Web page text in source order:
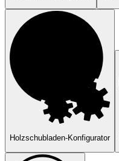
Holzschubladen-Konfigurator